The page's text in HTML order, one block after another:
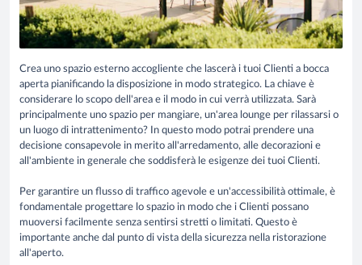
Crea uno spazio esterno accogliente che lascerà i tuoi Clienti a bocca
aperta pianificando la disposizione in modo strategico. La chiave è
considerare lo scopo dell'area e il modo in cui verrà utilizzata. Sarà
principalmente uno spazio per mangiare, un'area lounge per rilassarsi o
un luogo di intrattenimento? In questo modo potrai prendere una
decisione consapevole in merito all'arredamento, alle decorazioni e
all'ambiente in generale che soddisferà le esigenze dei tuoi Clienti.
Per garantire un flusso di traffico agevole e un'accessibilità ottimale, è
fondamentale progettare lo spazio in modo che i Clienti possano
muoversi facilmente senza sentirsi stretti o limitati. Questo è
importante anche dal punto di vista della sicurezza nella ristorazione
all'aperto.